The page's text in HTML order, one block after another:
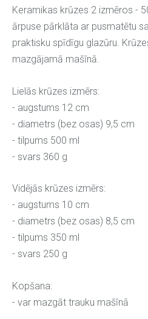
Keramikas krūzes 2 izmēros -
ārpuse pārklāta ar pusmatētu
praktisku spīdīgu glazūru.
mazgājamā mašīnā.
Lielās krūzes izmērs:
- augstums 12 cm
- diametrs (bez osas) 9,5 cm
- tilpums 500 ml
- svars 360 g
Vidējās krūzes izmērs:
- augstums 10 cm
- diametrs (bez osas) 8,5 cm
- tilpums 350 ml
- svars 250 g
Kopšana:
- var mazgāt trauku mašīnā